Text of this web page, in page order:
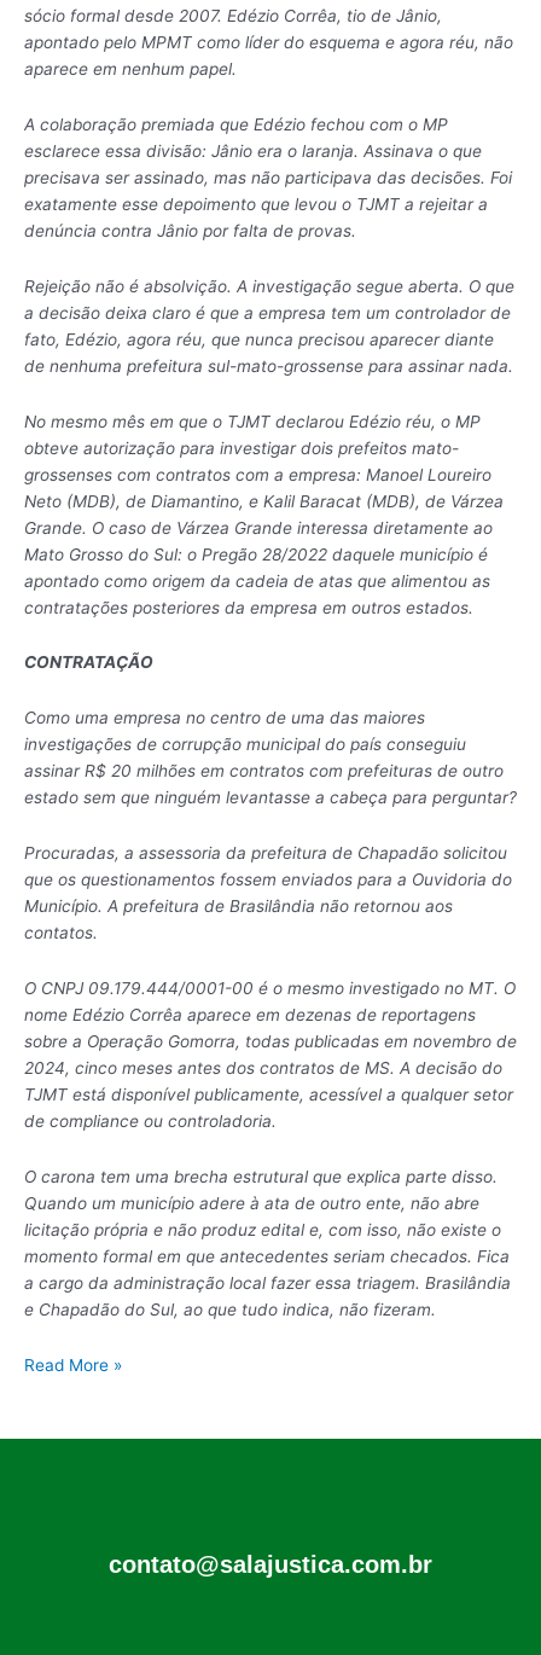
sócio formal desde 2007. Edézio Corrêa, tio de Jânio,
apontado pelo MPMT como líder do esquema e agora réu, não
aparece em nenhum papel.
A colaboração premiada que Edézio fechou com o MP
esclarece essa divisão: Jânio era o laranja. Assinava o que
precisava ser assinado, mas não participava das decisões. Foi
exatamente esse depoimento que levou o TJMT a rejeitar a
denúncia contra Jânio por falta de provas.
Rejeição não é absolvição. A investigação segue aberta. O que
a decisão deixa claro é que a empresa tem um controlador de
fato, Edézio, agora réu, que nunca precisou aparecer diante
de nenhuma prefeitura sul-mato-grossense para assinar nada.
No mesmo mês em que o TJMT declarou Edézio réu, o MP
obteve autorização para investigar dois prefeitos mato-
grossenses com contratos com a empresa: Manoel Loureiro
Neto (MDB), de Diamantino, e Kalil Baracat (MDB), de Várzea
Grande. O caso de Várzea Grande interessa diretamente ao
Mato Grosso do Sul: o Pregão 28/2022 daquele município é
apontado como origem da cadeia de atas que alimentou as
contratações posteriores da empresa em outros estados.
CONTRATAÇÃO
Como uma empresa no centro de uma das maiores
investigações de corrupção municipal do país conseguiu
assinar R$ 20 milhões em contratos com prefeituras de outro
estado sem que ninguém levantasse a cabeça para perguntar?
Procuradas, a assessoria da prefeitura de Chapadão solicitou
que os questionamentos fossem enviados para a Ouvidoria do
Município. A prefeitura de Brasilândia não retornou aos
contatos.
O CNPJ 09.179.444/0001-00 é o mesmo investigado no MT. O
nome Edézio Corrêa aparece em dezenas de reportagens
sobre a Operação Gomorra, todas publicadas em novembro de
2024, cinco meses antes dos contratos de MS. A decisão do
TJMT está disponível publicamente, acessível a qualquer setor
de compliance ou controladoria.
O carona tem uma brecha estrutural que explica parte disso.
Quando um município adere à ata de outro ente, não abre
licitação própria e não produz edital e, com isso, não existe o
momento formal em que antecedentes seriam checados. Fica
a cargo da administração local fazer essa triagem. Brasilândia
e Chapadão do Sul, ao que tudo indica, não fizeram.
Read More »
contato@salajustica.com.br